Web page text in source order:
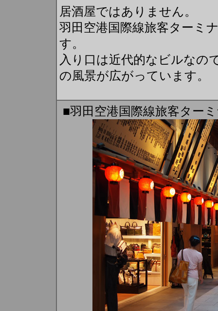
居酒屋ではありません。
羽田空港国際線旅客ターミ
す。
入り口は近代的なビルなの
の風景が広がっています。
■羽田空港国際線旅客ター